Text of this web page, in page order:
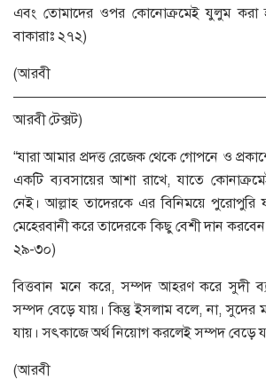
এবং তোমাদের ওপর কোনোক্রমেই যুলুম করা
বাকারাঃ ২৭২)
(আরবী
আরবী টেক্সট)
“যারা আমার প্রদত্ত রেজেক থেকে গোপনে ও
একটি ব্যবসায়ের আশা রাখে, যাতে
নেই। আল্লাহ তাদেরকে এর বিনিময়ে পুরোপুরি
মেহেরবানী করে তাদেরকে কিছু বেশী দান
২৯-৩০)
বিত্তবান মনে করে, সম্পদ আহরণ করে সুদী
সম্পদ বেড়ে যায়। কিন্তু ইসলাম বলে, না, সুদের
যায়। সৎকাজে অর্থ নিয়োগ করলেই সম্পদ বেড়ে
(আরবী